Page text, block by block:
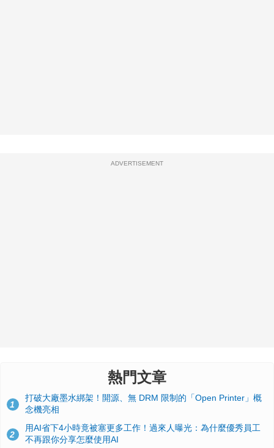
ADVERTISEMENT
熱門文章
1
打破大廠墨水綁架！開源、無 DRM 限制的「Open Printer」概
念機亮相
2
用AI省下4小時竟被塞更多工作！過來人曝光：為什麼優秀員工
不再跟你分享怎麼使用AI